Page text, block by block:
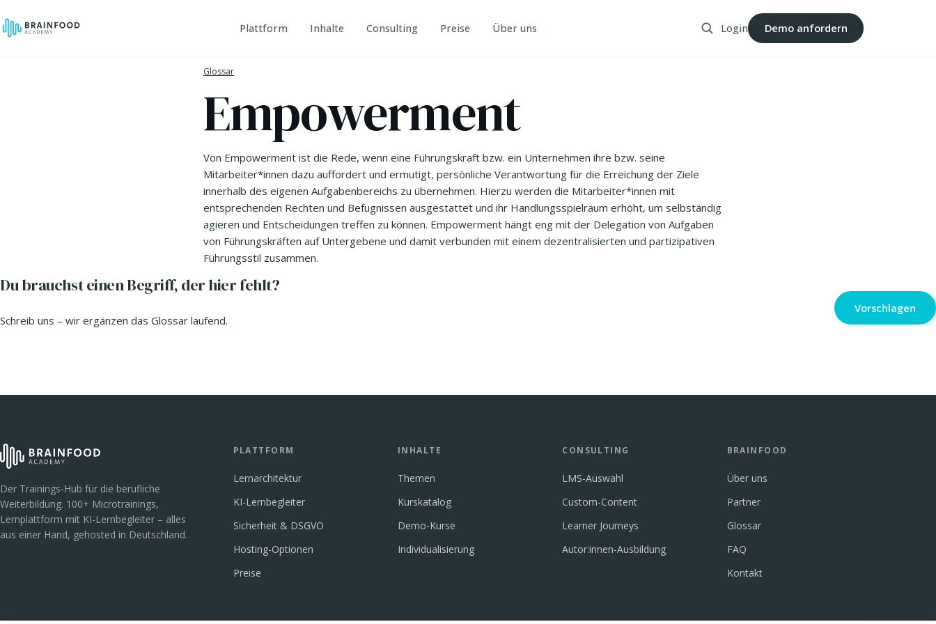
Plattform Inhalte Consulting Preise Über uns Login Demo anfordern
Glossar
Empowerment
Von Empowerment ist die Rede, wenn eine Führungskraft bzw. ein Unternehmen ihre bzw. seine
Mitarbeiter*innen dazu auffordert und ermutigt, persönliche Verantwortung für die Erreichung der Ziele
innerhalb des eigenen Aufgabenbereichs zu übernehmen. Hierzu werden die Mitarbeiter*innen mit
entsprechenden Rechten und Befugnissen ausgestattet und ihr Handlungsspielraum erhöht, um selbständig
agieren und Entscheidungen treffen zu können. Empowerment hängt eng mit der Delegation von Aufgaben
von Führungskräften auf Untergebene und damit verbunden mit einem dezentralisierten und partizipativen
Führungsstil zusammen.
Du brauchst einen Begriff, der hier fehlt?
Schreib uns – wir ergänzen das Glossar laufend.
Vorschlagen
Der Trainings-Hub für die berufliche
Weiterbildung. 100+ Microtrainings,
Lernplattform mit KI-Lernbegleiter – alles
aus einer Hand, gehosted in Deutschland.
PLATTFORM
Lernarchitektur
KI-Lernbegleiter
Sicherheit & DSGVO
Hosting-Optionen
Preise
INHALTE
Themen
Kurskatalog
Demo-Kurse
Individualisierung
CONSULTING
LMS-Auswahl
Custom-Content
Learner Journeys
Autor:innen-Ausbildung
BRAINFOOD
Über uns
Partner
Glossar
FAQ
Kontakt